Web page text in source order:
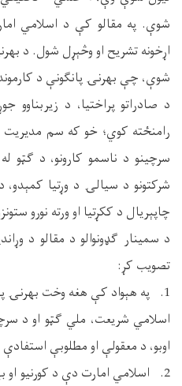
شوې. په مقالو کې د اسلامي
اړخونه تشریح او وڅېړل شول. د
شوې، چې بهرنۍ پانګونې د
د صادراتو پراختیا، د زیربناوو
رامنځته کوي؛ خو که سم
سرچینو د ناسمو کارونو، د ګټو
شرکتونو د سیالۍ د وړتیا
چاپېریال د ککړتیا او ورته نورو
د سمینار ګډونوالو د مقالو د
تصویب کړ:
1. په هېواد کې هغه وخت بهرنۍ
اسلامي شریعت، ملي ګټو او د
اوبو، د معقولې او مطلوبې
2. اسلامي امارت دې د کورنیو او